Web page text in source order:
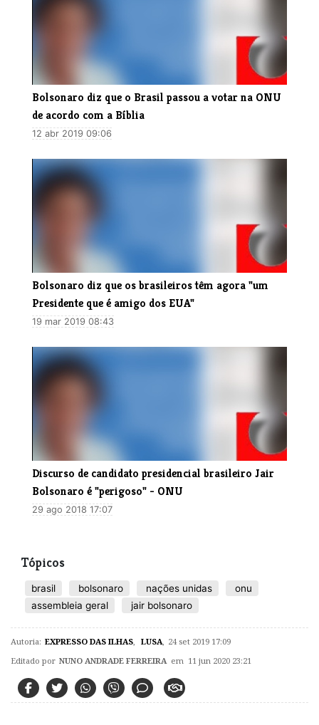
Bolsonaro diz que o Brasil passou a votar na ONU
de acordo com a Bíblia
12 abr 2019 09:06
Bolsonaro diz que os brasileiros têm agora "um
Presidente que é amigo dos EUA"
19 mar 2019 08:43
Discurso de candidato presidencial brasileiro Jair
Bolsonaro é "perigoso" - ONU
29 ago 2018 17:07
Tópicos
brasil bolsonaro nações unidas
onu
assembleia geral
jair bolsonaro
Autoria: EXPRESSO DAS ILHAS LUSA 24 set 2019 17:09
Editado por NUNO ANDRADE FERREIRA em 11 jun 2020 23:21